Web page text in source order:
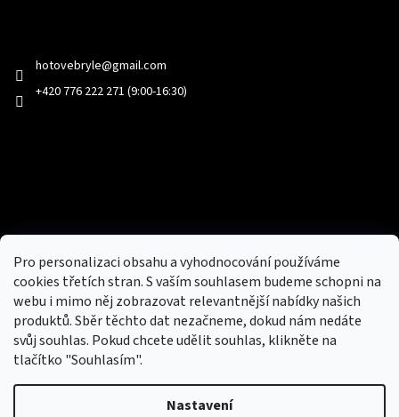
Pro personalizaci obsahu a vyhodnocování používáme
cookies třetích stran. S vaším souhlasem budeme schopni na
webu i mimo něj zobrazovat relevantnější nabídky našich
produktů. Sběr těchto dat nezačneme, dokud nám nedáte
svůj souhlas. Pokud chcete udělit souhlas, klikněte na
tlačítko "Souhlasím".
Nastavení
hotovebryle@gmail.com
+420 776 222 271 (9:00-16:30)
Nový obchod s batohy, cestovními zavazadly, tašky a peněženky